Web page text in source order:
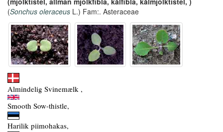
(Sonchus oleraceus L.) Fam:. Asteraceae
Almindelig Svinemælk ,
Smooth Sow-thistle,
Harilik piimohakas,